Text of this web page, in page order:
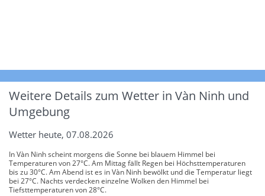
Weitere Details zum Wetter in Vàn Ninh und
Umgebung
Wetter heute, 07.08.2026
In Vàn Ninh scheint morgens die Sonne bei blauem Himmel bei
Temperaturen von 27°C. Am Mittag fällt Regen bei Höchsttemperaturen
bis zu 30°C. Am Abend ist es in Vàn Ninh bewölkt und die Temperatur liegt
bei 27°C. Nachts verdecken einzelne Wolken den Himmel bei
Tiefsttemperaturen von 28°C.